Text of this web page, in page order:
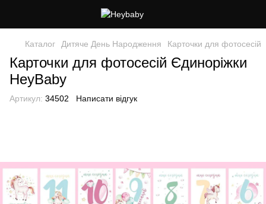
Каталог Дитяче День Народження Карточки для фотосесій
Карточки для фотосесій Єдиноріжки
HeyBaby
Артикул: 34502 Написати відгук